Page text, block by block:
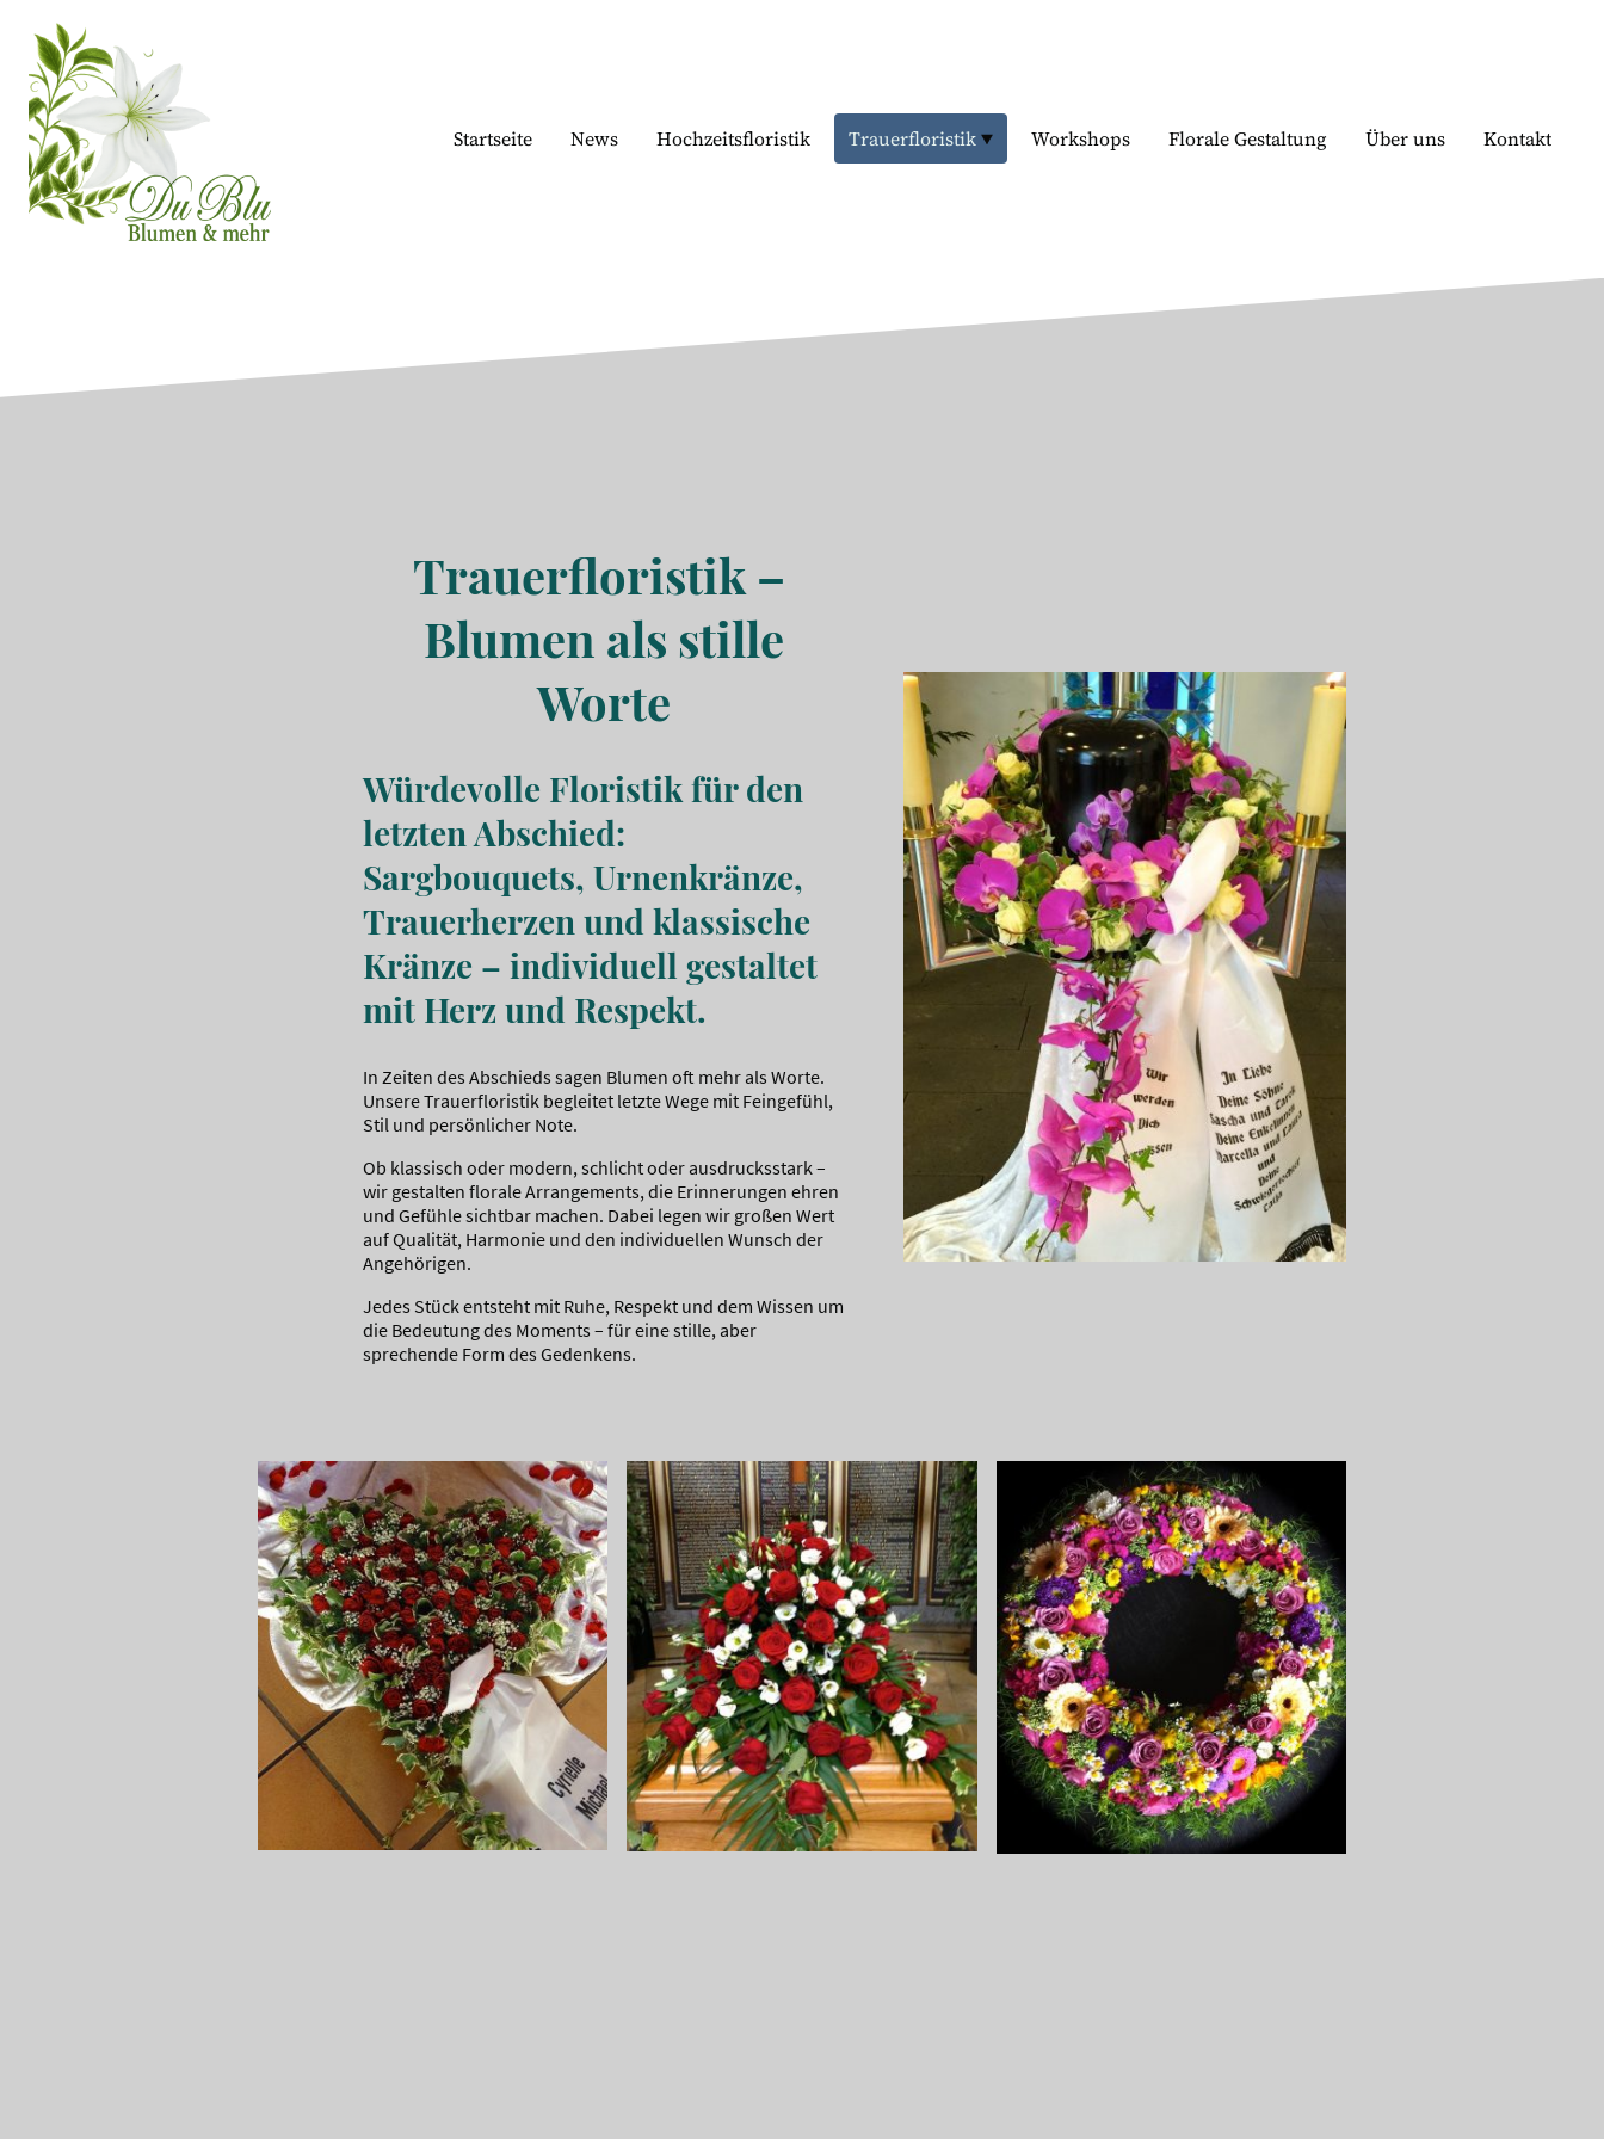
Startseite News Hochzeitsfloristik Trauerfloristik Workshops Florale Gestaltung Über uns Kontakt
Trauerfloristik –
Blumen als stille
Worte
Würdevolle Floristik für den
letzten Abschied:
Sargbouquets, Urnenkränze,
Trauerherzen und klassische
Kränze – individuell gestaltet
mit Herz und Respekt.
In Zeiten des Abschieds sagen Blumen oft mehr als Worte.
Unsere Trauerfloristik begleitet letzte Wege mit Feingefühl,
Stil und persönlicher Note.
Ob klassisch oder modern, schlicht oder ausdrucksstark –
wir gestalten florale Arrangements, die Erinnerungen ehren
und Gefühle sichtbar machen. Dabei legen wir großen Wert
auf Qualität, Harmonie und den individuellen Wunsch der
Angehörigen.
Jedes Stück entsteht mit Ruhe, Respekt und dem Wissen um
die Bedeutung des Moments – für eine stille, aber
sprechende Form des Gedenkens.